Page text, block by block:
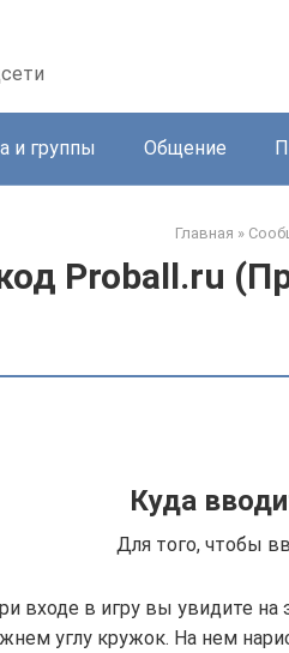
и группы Общение
Главная »
Proball.ru
Куда
Для того, чтобы
входе в игру вы увидите
углу кружок. На нем